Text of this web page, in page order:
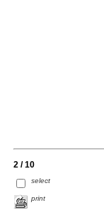
2 / 10
select
print